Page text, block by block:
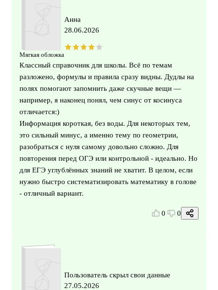
Мягкая обложка
Анна
28.06.2026
Классный справочник для школы. Всё по темам
разложено, формулы и правила сразу видны. Дудлы на
полях помогают запомнить даже скучные вещи —
например, я наконец понял, чем синус от косинуса
отличается:)
Информация короткая, без воды. Для некоторых тем,
это сильный минус, а именно тему по геометрии,
разобраться с нуля самому довольно сложно. Для
повторения перед ОГЭ или контрольной - идеально. Но
для ЕГЭ углублённых знаний не хватит. В целом, если
нужно быстро систематизировать математику в голове
- отличный вариант.
0 0
Пользователь скрыл свои данные
27.05.2026